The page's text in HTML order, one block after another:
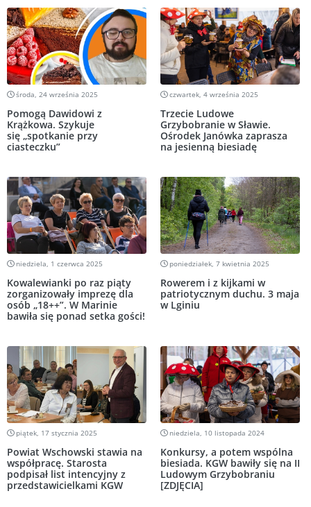
środa, 24 września 2025
Pomogą Dawidowi z
Krążkowa. Szykuje
się „spotkanie przy
ciasteczku”
czwartek, 4 września 2025
Trzecie Ludowe
Grzybobranie w Sławie.
Ośrodek Janówka zaprasza
na jesienną biesiadę
niedziela, 1 czerwca 2025
Kowalewianki po raz piąty
zorganizowały imprezę dla
osób „18++”. W Marinie
bawiła się ponad setka gości!
poniedziałek, 7 kwietnia 2025
Rowerem i z kijkami w
patriotycznym duchu. 3 maja
w Lginiu
piątek, 17 stycznia 2025
Powiat Wschowski stawia na
współpracę. Starosta
podpisał list intencyjny z
przedstawicielkami KGW
niedziela, 10 listopada 2024
Konkursy, a potem wspólna
biesiada. KGW bawiły się na II
Ludowym Grzybobraniu
[ZDJĘCIA]